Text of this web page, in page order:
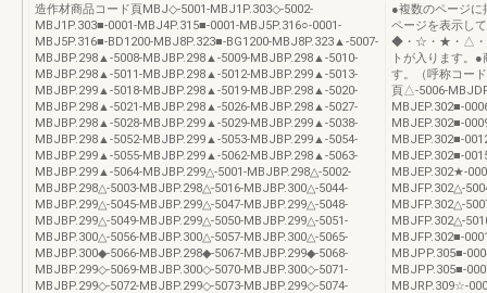
造作材商品コード頁MBJ◇-5001-MBJ1P.303◇-5002-
MBJ1P.303■-0001-MBJ4P.315■-0001-MBJ5P.316○-0001-
MBJ5P.316■-BD1200-MBJ8P.323■-BG1200-MBJ8P.323▲-5007-
MBJBP.298▲-5008-MBJBP.298▲-5009-MBJBP.298▲-5010-
MBJBP.298▲-5011-MBJBP.298▲-5012-MBJBP.299▲-5013-
MBJBP.299▲-5018-MBJBP.298▲-5019-MBJBP.298▲-5020-
MBJBP.298▲-5021-MBJBP.298▲-5026-MBJBP.298▲-5027-
MBJBP.298▲-5028-MBJBP.299▲-5029-MBJBP.299▲-5038-
MBJBP.298▲-5052-MBJBP.299▲-5053-MBJBP.299▲-5054-
MBJBP.299▲-5055-MBJBP.299▲-5062-MBJBP.298▲-5063-
MBJBP.299▲-5064-MBJBP.299△-5001-MBJBP.298△-5002-
MBJBP.298△-5003-MBJBP.298△-5016-MBJBP.300△-5044-
MBJBP.299△-5045-MBJBP.299△-5047-MBJBP.299△-5048-
MBJBP.299△-5049-MBJBP.299△-5050-MBJBP.299△-5051-
MBJBP.300△-5056-MBJBP.300△-5057-MBJBP.300△-5065-
MBJBP.300◆-5066-MBJBP.298◆-5067-MBJBP.299◆-5068-
MBJBP.299◇-5069-MBJBP.300◇-5070-MBJBP.300◇-5071-
MBJBP.299◇-5072-MBJBP.299◇-5073-MBJBP.299◇-5074-
●複数のページに
ページを表示し
◆・☆・★・△・▲
トが入ります。
す。（呼称コー
頁△-5006-
MBJEP.302■-
MBJEP.302■-
MBJEP.302■-
MBJEP.302■-
MBJEP.302★-
MBJFP.302△-
MBJFP.302△-
MBJFP.302△-
MBJFP.302■-
MBJPP.305■-
MBJPP.305■-
MBJRP.309☆-